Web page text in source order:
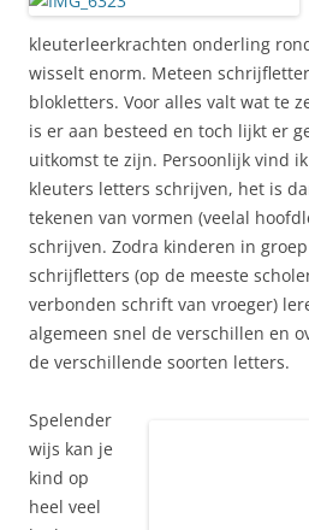
kleuterleerkrachten onderling
wisselt enorm. Meteen
blokletters. Voor alles valt wat te
is er aan besteed en toch lijkt er
uitkomst te zijn. Persoonlijk vind
kleuters letters schrijven, het is
tekenen van vormen (veelal
schrijven. Zodra kinderen in
schrijfletters (op de meeste
verbonden schrift van vroeger)
algemeen snel de verschillen en
de verschillende soorten letters.
Spelender
wijs kan je
kind op
heel veel